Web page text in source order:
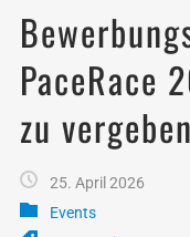
PaceRace
zu vergeben
25. April 2026
Events